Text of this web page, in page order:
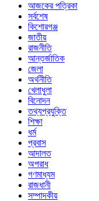
আজকের পত্রিকা
সর্বশেষ
কিশোরগঞ্জ
জাতীয়
রাজনীতি
আন্তর্জাতিক
জেলা
অর্থনীতি
খেলাধুলা
বিনোদন
তথ্যপ্রযুক্তি
শিক্ষা
ধর্ম
প্রবাস
আদালত
অপরাধ
গণমাধ্যম
রাজধানী
সম্পাদকীয়